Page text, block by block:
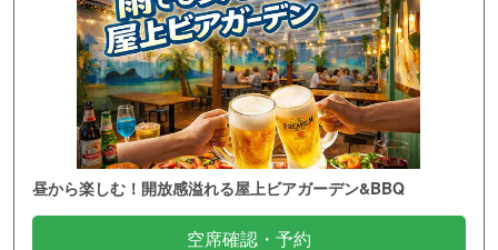
昼から楽しむ！開放感溢れる屋上ビアガーデン&BBQ
空席確認・予約